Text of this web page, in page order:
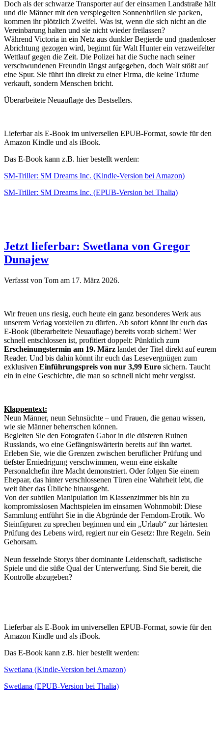
Doch als der schwarze Transporter auf der einsamen Landstraße hält
und die Männer mit den verspiegelten Sonnenbrillen sie packen,
kommen ihr plötzlich Zweifel. Was ist, wenn die sich nicht an die
Vereinbarung halten und sie nicht wieder freilassen?
Während Victoria in ein Netz aus dunkler Begierde und gnadenloser
Abrichtung gezogen wird, beginnt für Walt Hunter ein verzweifelter
Wettlauf gegen die Zeit. Die Polizei hat die Suche nach seiner
verschwundenen Freundin längst aufgegeben, doch Walt stößt auf
eine Spur. Sie führt ihn direkt zu einer Firma, die keine Träume
verkauft, sondern Menschen bricht.
Überarbeitete Neuauflage des Bestsellers.
Lieferbar als E-Book im universellen EPUB-Format, sowie für den
Amazon Kindle und als iBook.
Das E-Book kann z.B. hier bestellt werden:
SM-Triller: SM Dreams Inc. (Kindle-Version bei Amazon)
SM-Triller: SM Dreams Inc. (EPUB-Version bei Thalia)
Jetzt lieferbar: Swetlana von Gregor
Dunajew
Verfasst von Tom am 17. März 2026.
Wir freuen uns riesig, euch heute ein ganz besonderes Werk aus
unserem Verlag vorstellen zu dürfen. Ab sofort könnt ihr euch das
E-Book (überarbeitete Neuauflage) bereits vorab sichern! Wer
schnell entschlossen ist, profitiert doppelt: Pünktlich zum
Erscheinungstermin am 19. März landet der Titel direkt auf eurem
Reader. Und bis dahin könnt ihr euch das Lesevergnügen zum
exklusiven Einführungspreis von nur 3,99 Euro sichern. Taucht
ein in eine Geschichte, die man so schnell nicht mehr vergisst.
Klappentext:
Neun Männer, neun Sehnsüchte – und Frauen, die genau wissen,
wie sie Männer beherrschen können.
Begleiten Sie den Fotografen Gabor in die düsteren Ruinen
Russlands, wo eine Gefängniswärterin bereits auf ihn wartet.
Erleben Sie, wie die Grenzen zwischen beruflicher Prüfung und
tiefster Erniedrigung verschwimmen, wenn eine eiskalte
Personalchefin ihre Macht demonstriert. Oder folgen Sie einem
Ehepaar, das hinter verschlossenen Türen eine Wahrheit lebt, die
weit über das Übliche hinausgeht.
Von der subtilen Manipulation im Klassenzimmer bis hin zu
kompromisslosen Machtspielen im einsamen Wohnmobil: Diese
Sammlung entführt Sie in die Abgründe der Femdom-Erotik. Wo
Steinfiguren zu sprechen beginnen und ein „Urlaub“ zur härtesten
Prüfung des Lebens wird, regiert nur ein Gesetz: Ihre Regeln. Sein
Gehorsam.
Neun fesselnde Storys über dominante Leidenschaft, sadistische
Spiele und die süße Qual der Unterwerfung. Sind Sie bereit, die
Kontrolle abzugeben?
Lieferbar als E-Book im universellen EPUB-Format, sowie für den
Amazon Kindle und als iBook.
Das E-Book kann z.B. hier bestellt werden:
Swetlana (Kindle-Version bei Amazon)
Swetlana (EPUB-Version bei Thalia)